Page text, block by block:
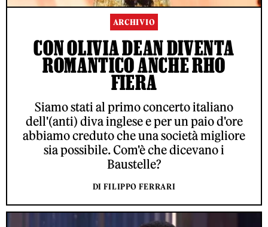
ARCHIVIO
CON OLIVIA DEAN DIVENTA
ROMANTICO ANCHE RHO
FIERA
Siamo stati al primo concerto italiano
dell'(anti) diva inglese e per un paio d'ore
abbiamo creduto che una società migliore
sia possibile. Com'è che dicevano i
Baustelle?
DI FILIPPO FERRARI